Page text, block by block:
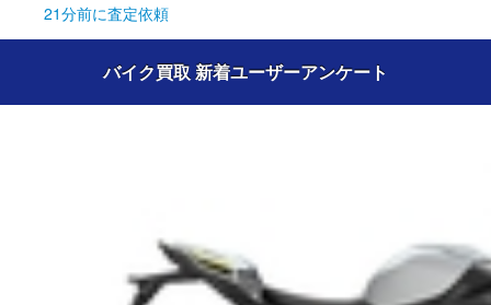
21分前に査定依頼
バイク買取 新着ユーザーアンケート